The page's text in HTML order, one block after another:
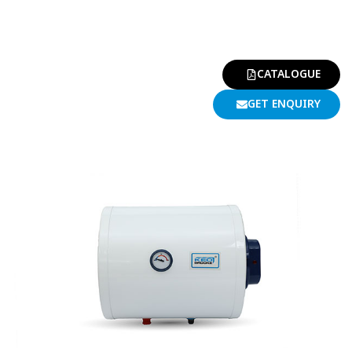
CATALOGUE
GET ENQUIRY